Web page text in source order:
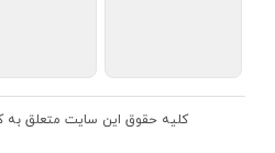
اتحادیه ناشران و کتابفروشان تهران به منظور
معتبری از کتاب های حقوقی را به علاقمندان عرضه
کلیه حقوق این سایت متعلق به